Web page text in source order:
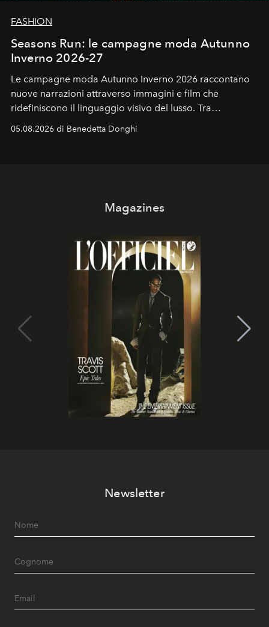
FASHION
Seasons Run: le campagne moda Autunno
Inverno 2026-27
Le campagne moda Autunno Inverno 2026 raccontano
nuove narrazioni attraverso immagini e film che
ridefiniscono il linguaggio visivo del lusso. Tra
protagonisti del cinema, volti della cultura
contemporanea e storytelling d'autore, le maison
05.08.2026 di Benedetta Donghi
Magazines
Newsletter